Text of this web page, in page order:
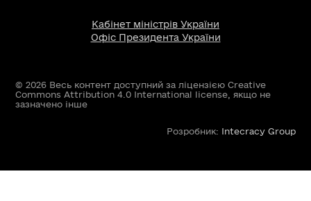
Кабінет міністрів України
Офіс Президента України
© 2026 Весь контент доступний за ліцензією Creative
Commons Attribution 4.0 International license, якщо не
зазначено інше
Розробник: Intecracy Group